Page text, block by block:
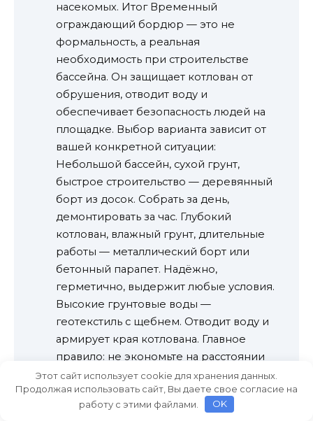
насекомых. Итог Временный
ограждающий бордюр — это не
формальность, а реальная
необходимость при строительстве
бассейна. Он защищает котлован от
обрушения, отводит воду и
обеспечивает безопасность людей на
площадке. Выбор варианта зависит от
вашей конкретной ситуации:
Небольшой бассейн, сухой грунт,
быстрое строительство — деревянный
борт из досок. Собрать за день,
демонтировать за час. Глубокий
котлован, влажный грунт, длительные
работы — металлический борт или
бетонный парапет. Надёжно,
герметично, выдержит любые условия.
Высокие грунтовые воды —
геотекстиль с щебнем. Отводит воду и
армирует края котлована. Главное
правило: не экономьте на расстоянии
от края котлована (минимум 0,5 м), не
забывайте про отвод воды и
обязательно укрепляйте длинные
Этот сайт использует cookie для хранения данных.
Продолжая использовать сайт, Вы даете свое согласие на
работу с этими файлами.
OK